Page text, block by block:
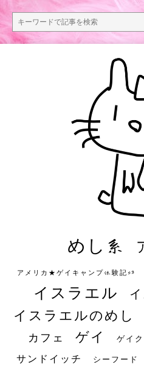
めし系
アメリカ★ゲイキャンプ体験記S3
イスラエル
イスラエルのめし
カフェ ゲイ ゲイ
サンドイッチ シーフード